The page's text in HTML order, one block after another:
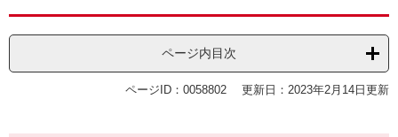
ページ内目次
ページID：0058802 更新日：2023年2月14日更新